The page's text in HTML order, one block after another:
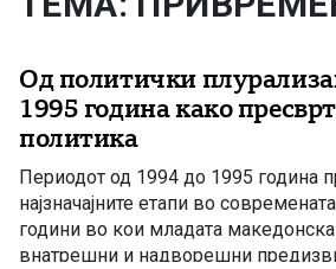
Од политички
1995 година како
политика
Периодот од 1994 до 1995 година
најзначајните етапи во
години во кои младата
внатрешни и надворешни